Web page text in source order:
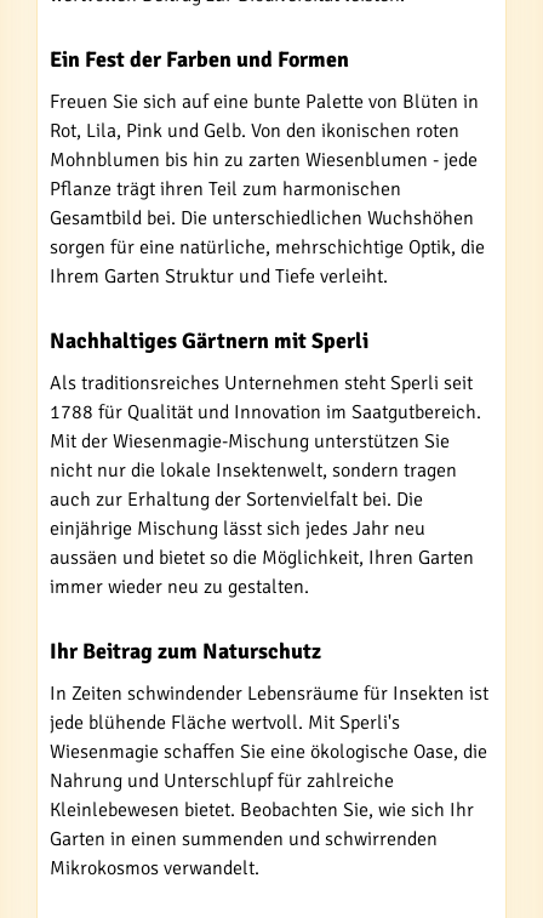
Ein Fest der Farben und Formen
Freuen Sie sich auf eine bunte Palette von Blüten in
Rot, Lila, Pink und Gelb. Von den ikonischen roten
Mohnblumen bis hin zu zarten Wiesenblumen - jede
Pflanze trägt ihren Teil zum harmonischen
Gesamtbild bei. Die unterschiedlichen Wuchshöhen
sorgen für eine natürliche, mehrschichtige Optik, die
Ihrem Garten Struktur und Tiefe verleiht.
Nachhaltiges Gärtnern mit Sperli
Als traditionsreiches Unternehmen steht Sperli seit
1788 für Qualität und Innovation im Saatgutbereich.
Mit der Wiesenmagie-Mischung unterstützen Sie
nicht nur die lokale Insektenwelt, sondern tragen
auch zur Erhaltung der Sortenvielfalt bei. Die
einjährige Mischung lässt sich jedes Jahr neu
aussäen und bietet so die Möglichkeit, Ihren Garten
immer wieder neu zu gestalten.
Ihr Beitrag zum Naturschutz
In Zeiten schwindender Lebensräume für Insekten ist
jede blühende Fläche wertvoll. Mit Sperli's
Wiesenmagie schaffen Sie eine ökologische Oase, die
Nahrung und Unterschlupf für zahlreiche
Kleinlebewesen bietet. Beobachten Sie, wie sich Ihr
Garten in einen summenden und schwirrenden
Mikrokosmos verwandelt.